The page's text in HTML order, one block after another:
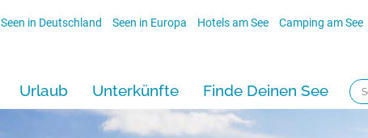
Seen in Deutschland Seen in Europa Hotels am See Camping am See
Urlaub Unterkünfte Finde Deinen See